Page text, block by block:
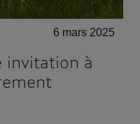
6 mars 2025
invitation à